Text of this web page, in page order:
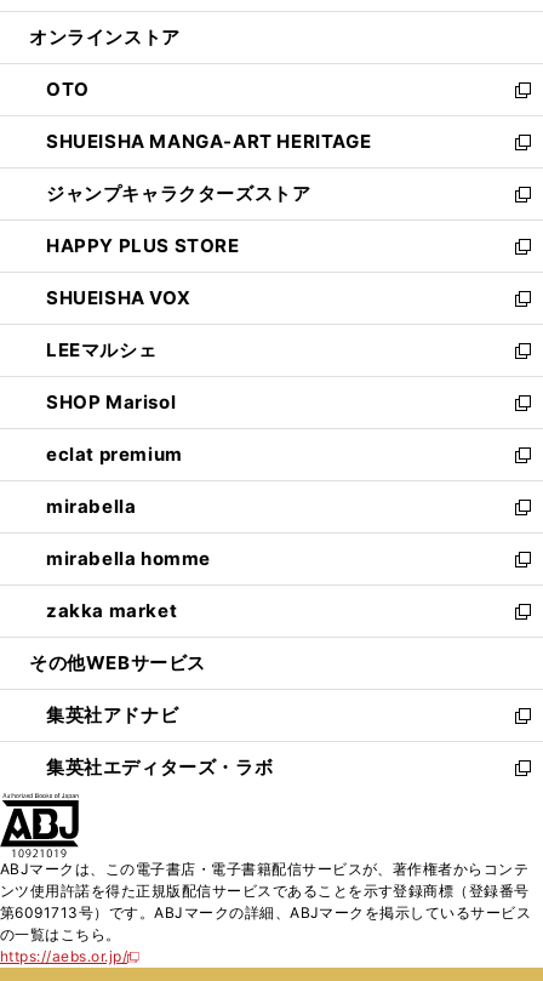
開
ン
ウ
で
開
く
ウ
ン
ド
ウ
で
開
く
オンラインストア
OTO
新
し
い
ウ
ィ
ン
ド
ウ
で
開
く
SHUEISHA MANGA-ART HERITAGE
新
し
い
ウ
ィ
ン
ド
ウ
で
開
く
ジャンプキャラクターズストア
新
し
い
ウ
ィ
ン
ド
ウ
で
開
く
HAPPY PLUS STORE
新
し
い
ウ
ィ
ン
ド
ウ
で
開
く
SHUEISHA VOX
新
し
い
ウ
ィ
ン
ド
ウ
で
開
く
LEEマルシェ
新
し
い
ウ
ィ
ン
ド
ウ
で
開
く
SHOP Marisol
新
し
い
ウ
ィ
ン
ド
ウ
で
開
eclat premium
新
し
い
ウ
ィ
ン
ド
ウ
開
く
mirabella
新
し
い
ウ
ィ
ン
ウ
で
開
く
mirabella homme
新
し
い
ウ
ン
ド
ウ
で
zakka market
新
し
ウ
ィ
ン
ド
く
その他WEBサービス
集英社アドナビ
新
し
い
ド
ウ
で
集英社エディターズ・ラボ
新
ィ
ン
ド
ABJマークは、この電子書店・電子書籍配信サービスが、著作権者からコンテ
ンツ使用許諾を得た正規版配信サービスであることを示す登録商標（登録番号
第6091713号）です。ABJマークの詳細、ABJマークを掲示しているサービス
の一覧はこちら。
https://aebs.or.jp/
新